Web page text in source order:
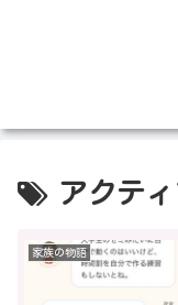
アクテ
家族の物語